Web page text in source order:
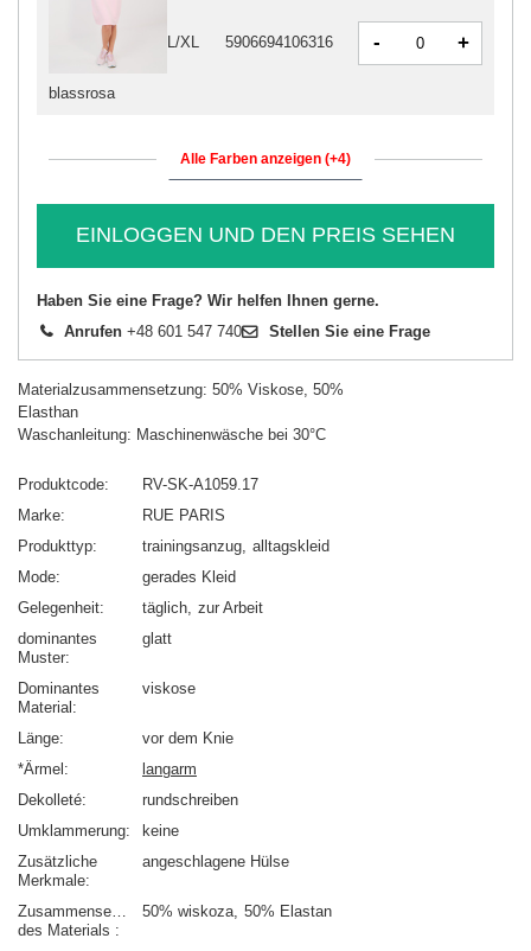
blassrosa
L/XL 5906694106316 - +
Alle Farben anzeigen (+4)
EINLOGGEN UND DEN PREIS SEHEN
Haben Sie eine Frage? Wir helfen Ihnen gerne.
Anrufen +48 601 547 740 Stellen Sie eine Frage
Materialzusammensetzung: 50% Viskose, 50%
Elasthan
Waschanleitung: Maschinenwäsche bei 30°C
Produktcode
RV-SK-A1059.17
Marke
RUE PARIS
Produkttyp
trainingsanzug alltagskleid
Mode
gerades Kleid
Gelegenheit
täglich zur Arbeit
dominantes
Muster
glatt
Dominantes
Material
viskose
Länge
vor dem Knie
*Ärmel
langarm
Dekolleté
rundschreiben
Umklammerung
keine
Zusätzliche
Merkmale
angeschlagene Hülse
Zusammensetzung
des Materials
50% wiskoza 50% Elastan